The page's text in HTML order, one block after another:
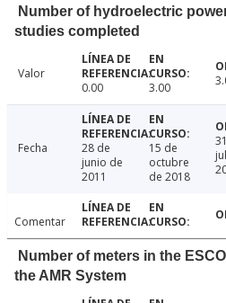
Number of hydroelectric
studies completed
Valor
0.00
3.00
Fecha
28 de
junio de
2011
15 de
octubre
de 2018
Comentar
Number of meters in the
the AMR System